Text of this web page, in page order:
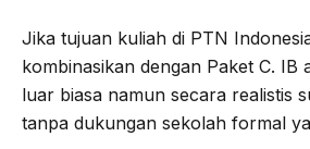
Jika tujuan kuliah di PTN
kombinasikan dengan Paket C. IB
luar biasa namun secara realistis
tanpa dukungan sekolah formal